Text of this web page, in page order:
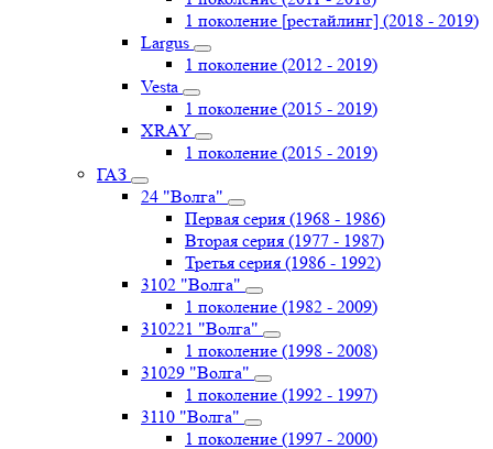
1 поколение [рестайлинг] (2018 - 2019)
Largus
1 поколение (2012 - 2019)
Vesta
1 поколение (2015 - 2019)
XRAY
1 поколение (2015 - 2019)
ГАЗ
24 "Волга"
Первая серия (1968 - 1986)
Вторая серия (1977 - 1987)
Третья серия (1986 - 1992)
3102 "Волга"
1 поколение (1982 - 2009)
310221 "Волга"
1 поколение (1998 - 2008)
31029 "Волга"
1 поколение (1992 - 1997)
3110 "Волга"
1 поколение (1997 - 2000)